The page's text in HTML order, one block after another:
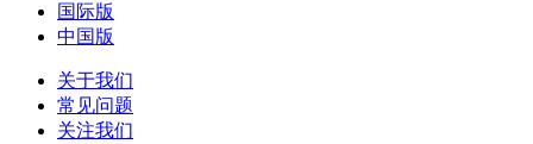
国际版
中国版
关于我们
常见问题
关注我们